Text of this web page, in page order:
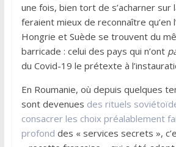
une fois, bien tort de s’acharner sur
feraient mieux de reconnaître qu’en
Hongrie et Suède se trouvent du
barricade : celui des pays qui n’ont
du Covid-19 le prétexte à
En Roumanie, où depuis quelques
sont devenues des rituels
consacrer les choix préalablement
profond des « services secrets »,